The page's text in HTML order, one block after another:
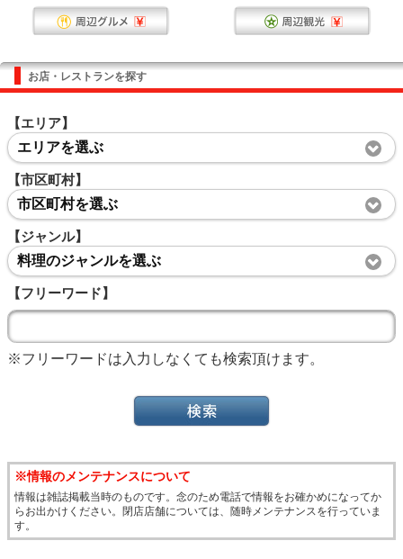
お店・レストランを探す
【エリア】
エリアを選ぶ
【市区町村】
市区町村を選ぶ
【ジャンル】
料理のジャンルを選ぶ
【フリーワード】
※フリーワードは入力しなくても検索頂けます。
※情報のメンテナンスについて
情報は雑誌掲載当時のものです。念のため電話で情報をお確かめになってか
らお出かけください。閉店店舗については、随時メンテナンスを行っていま
す。